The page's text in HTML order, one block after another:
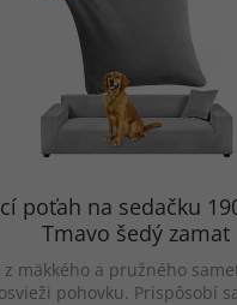
poťah na sedačku
Tmavo šedý zamat
z mäkkého a pružného
pohovku. Prispôsobí